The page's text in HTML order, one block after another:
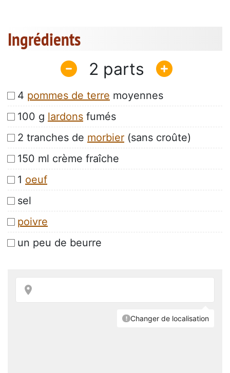
Ingrédients
2
4 pommes de terre moyennes
100 g lardons fumés
2 tranches de morbier (sans croûte)
150 ml crème fraîche
1 oeuf
sel
poivre
un peu de beurre